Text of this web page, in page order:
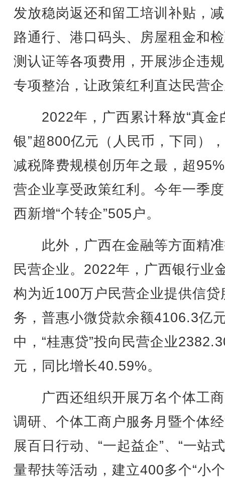
发放稳岗返还和留工培训补贴，
路通行、港口码头、房屋租金和
测认证等各项费用，开展涉企违
专项整治，让政策红利直达民营
2022年，广西累计释放“真金
银”超800亿元（人民币，下同）
减税降费规模创历年之最，超
营企业享受政策红利。今年一季
西新增“个转企”505户。
此外，广西在金融等方面精
民营企业。2022年，广西银行业
构为近100万户民营企业提供信贷
务，普惠小微贷款余额4106.3亿
中，“桂惠贷”投向民营企业
元，同比增长40.59%。
广西还组织开展万名个体工
调研、个体工商户服务月暨个体
展百日行动、“一起益企”、“一站
量帮扶等活动，建立400多个“小个